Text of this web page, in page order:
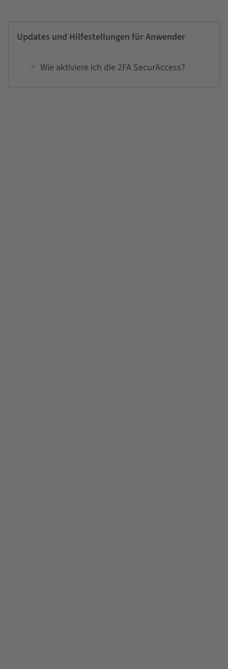
Updates und Hilfestellungen für Anwender
Wie aktiviere ich die 2FA SecurAccess?